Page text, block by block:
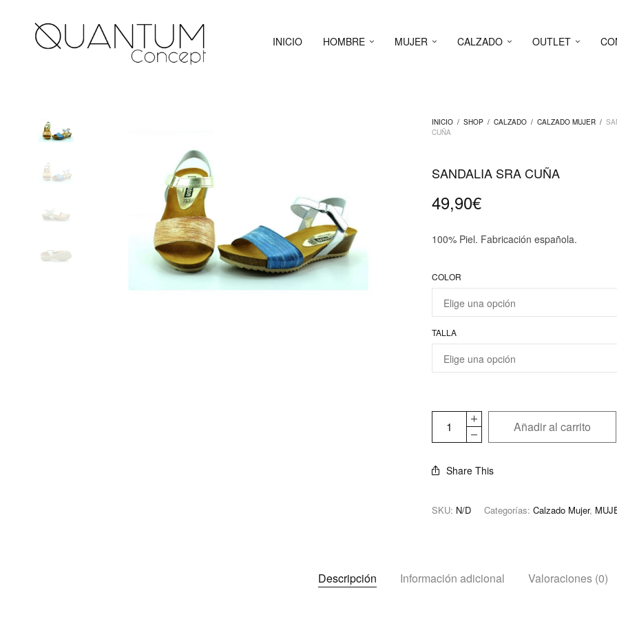
INICIO HOMBRE MUJER CALZADO OUTLET
INICIO / SHOP / CALZADO / CALZADO MUJER /
CUÑA
SANDALIA SRA CUÑA
49,90€
100% Piel. Fabricación española.
COLOR
TALLA
Añadir al carrito
Share This
SKU: N/D Categorías:Calzado Mujer,
Descripción Información adicional Valoraciones (0)